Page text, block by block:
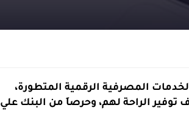
المصرفية الرقمية المتطورة،
الراحة لهم، وحرصاَ من البنك علي